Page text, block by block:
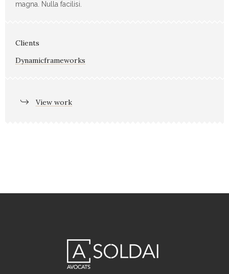
magna. Nulla facilisi.
Clients
Dynamicframeworks
View work